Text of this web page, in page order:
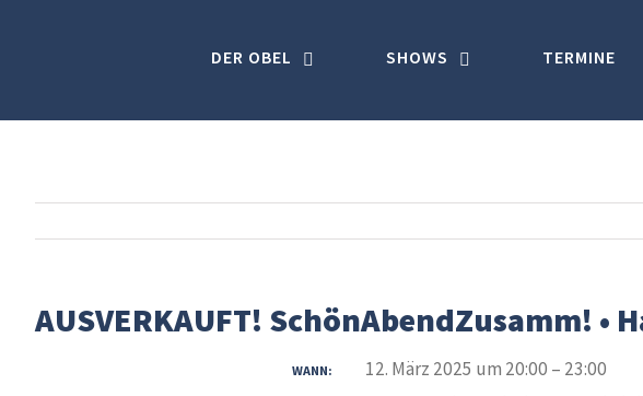
DER OBEL SHOWS TERMINE
AUSVERKAUFT! SchönAbendZusamm! •
WANN: 12. März 2025 um 20:00 – 23:00